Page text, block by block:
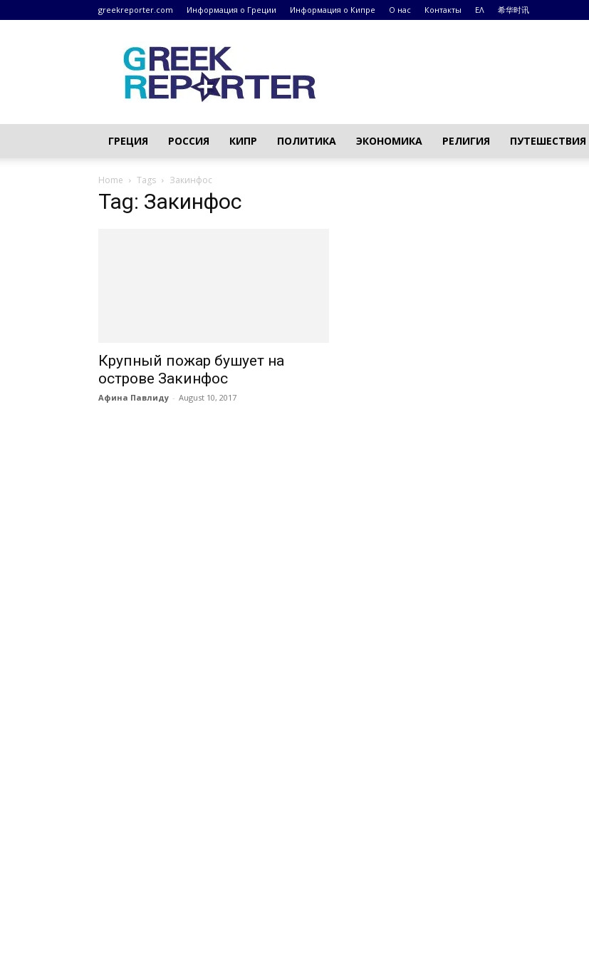
greekreporter.com Информация о Греции Информация о Кипре О нас Контакты ΕΛ 希华时讯
Греческие
новости
–
greekreporter.com
ГРЕЦИЯ РОССИЯ КИПР ПОЛИТИКА ЭКОНОМИКА РЕЛИГИЯ ПУТЕШЕСТВИЯ
Home Tags Закинфос
Tag: Закинфос
Крупный пожар бушует на
острове Закинфос
Афина Павлиду - August 10, 2017